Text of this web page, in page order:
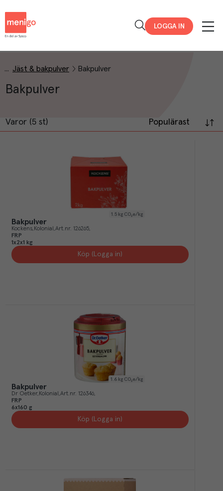
LOGGA IN
Jäst & bakpulver Bakpulver
Bakpulver
Varor (5 st) Populärast
1.5 kg CO₂e/kg
Bakpulver
Kockens Kolonial Art.nr. 126265
FRP
1x2x1 kg
Köp (Logga in)
1.6 kg CO₂e/kg
Bakpulver
Dr Oetker Kolonial Art.nr. 126346
FRP
6x160 g
Köp (Logga in)